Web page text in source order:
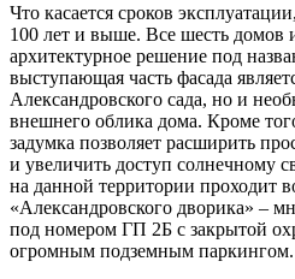
Что касается сроков
100 лет и выше. Все шесть домов
архитектурное решение под
выступающая часть фасада
Александровского сада, но и
внешнего облика дома. Кроме
задумка позволяет расширить
и увеличить доступ солнечному
на данной территории проходит
«Александровского дворика» –
под номером ГП 2Б с закрытой
огромным подземным паркингом.